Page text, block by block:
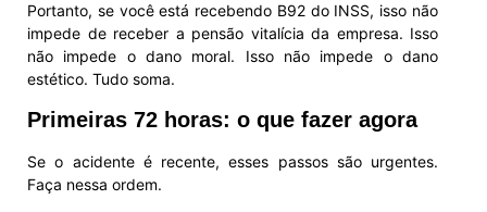
Portanto, se você está recebendo B92 do INSS, isso não
impede de receber a pensão vitalícia da empresa. Isso
não impede o dano moral. Isso não impede o dano
estético. Tudo soma.
Primeiras 72 horas: o que fazer agora
Se o acidente é recente, esses passos são urgentes.
Faça nessa ordem.